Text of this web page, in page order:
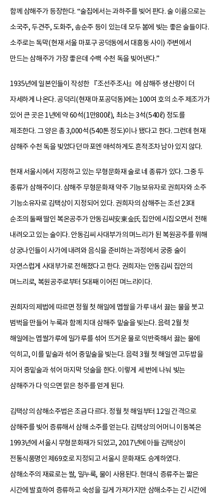
함께 삼해주가 등장한다. “술집에서는 과하주를 빚어 판다. 술 이름으로는
소국주, 두견주, 도화주, 송순주 등이 있는데 모두 봄에 빚는 좋은 술들이다.
소주로는 독막(현재 서울 마포구 공덕동에서 대흥동 사이) 주변에서
만드는 삼해주가 가장 좋은데 수백 수천 독을 빚어낸다.”
1935년에 일본인들이 작성한 『조선주조사』에 삼해주 생산량이 더
자세하게 나온다. 공덕리(현재 마포공덕동)에는 100여 호의 소주 제조가가
있어 큰 곳은 1년에 약 60석(1만800ℓ), 최소는 3석(540ℓ) 정도를
제조한다. 그 양은 총 3,000석(540톤 정도)이나 됐다고 한다. 그런데 현재
삼해주 수천 독을 빚었다던 마포엔 애석하게도 흔적조차 남아 있지 않다.
현재 서울시에서 지정하고 있는 무형문화재 술로 네 종류가 있다. 그중 두
종류가 삼해주이다. 삼해주 무형문화재 약주 기능보유자로 권희자와 소주
기능소유자로 김택상이 지정되어 있다. 권희자의 삼해주는 조선 23대
순조의 둘째 딸인 복온공주가 안동김씨安東金氏 집안에 시집오면서 전해
내려오고 있는 술이다. 안동김씨 사대부가의 며느리가 된 복원공주를 위해
상궁나인들이 사가에 내려와 음식을 준비하는 과정에서 궁중 술이
자연스럽게 사대부가로 전해졌다고 한다. 권희자는 안동김씨 집안의
며느리로, 복원공주로부터 5대째 이어진 며느리이다.
권희자의 제법에 따르면 정월 첫 해일에 멥쌀을 가루 내서 끓는 물을 붓고
범벅을 만들어 누룩과 함께 치대 삼해주 밑술을 빚는다. 음력 2월 첫
해일에는 멥쌀가루에 밀가루를 섞어 뜨거운 물로 익반죽해서 끓는 물에
익히고, 이를 밑술과 섞어 중밑술을 빚는다. 음력 3월 첫 해일엔 고두밥을
지어 중밑술과 섞어 마지막 덧술을 한다. 이렇게 세 번에 나눠 빚는
삼해주가 다 익으면 맑은 청주를 얻게 된다.
김택상의 삼해소주법은 조금 다르다. 정월 첫 해일부터 12일 간격으로
삼해주를 빚어 증류해서 삼해 소주를 얻는다. 김택상의 어머니 이동복은
1993년에 서울시 무형문화재가 되었고, 2017년에 아들 김택상이
전통식품명인 제69호로 지정되고 서울시 문화재도 승계하였다.
삼해소주의 재료로는 쌀, 밀누룩, 물이 사용된다. 현대식 증류주는 짧은
시간에 발효하여 증류하고 숙성을 길게 가져가지만 삼해소주는 긴 시간에